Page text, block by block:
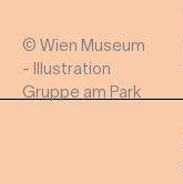
© Wien Museum
- Illustration
Gruppe am Park